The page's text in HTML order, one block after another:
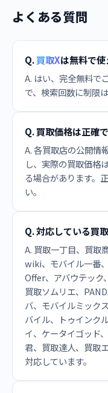
よくある質問
Q.買取Xは無料で
A. はい、完全無料で
で、検索回数に制限
Q. 買取価格は正確
A. 各買取店の公開情
し、実際の買取価格
る場合があります。
い。
Q. 対応している買
A. 買取一丁目、買取
wiki、モバイル一番
Offer、アバウテック
買取ソムリエ、
バ、モバイルミック
バイル、トゥインク
イ、ケータイゴッド
君、買取達人、買取
対応しています。